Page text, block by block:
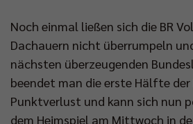
Noch einmal ließen sich die BR
Dachauern nicht überrumpeln
nächsten überzeugenden
beendet man die erste Hälfte
Punktverlust und kann sich nun
dem Heimspiel am Mittwoch in